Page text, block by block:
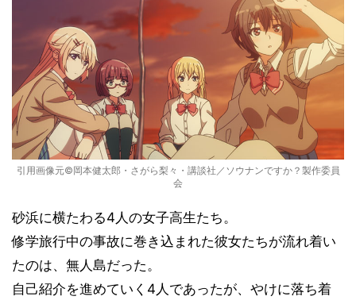
引用画像元©岡本健太郎・さがら梨々・講談社／ソウナンですか？製作委員
会
砂浜に横たわる4人の女子高生たち。
修学旅行中の事故に巻き込まれた彼女たちが流れ着い
たのは、無人島だった。
自己紹介を進めていく4人であったが、やけに落ち着